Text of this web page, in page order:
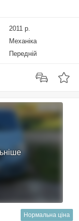
2011 р.
Механіка
Передній
Нормальна ціна